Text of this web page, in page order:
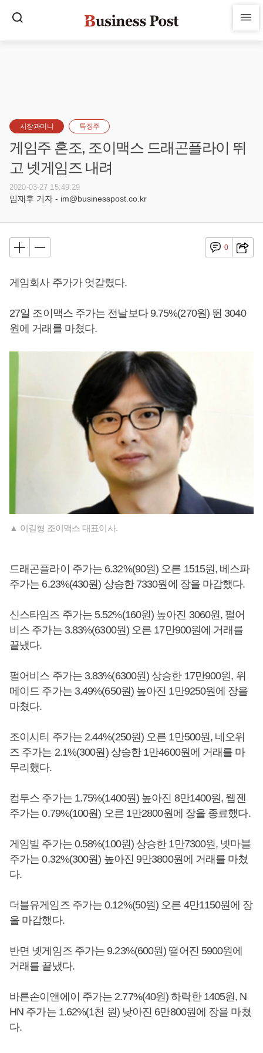
시장과머니 특징주
게임주 혼조, 조이맥스 드래곤플라이 뛰
고 넷게임즈 내려
2020-03-27 15:49:29
임재후 기자 - im@businesspost.co.kr
0
게임회사 주가가 엇갈렸다.
27일 조이맥스 주가는 전날보다 9.75%(270원) 뛴 3040
원에 거래를 마쳤다.
▲ 이길형 조이맥스 대표이사.
드래곤플라이 주가는 6.32%(90원) 오른 1515원, 베스파
주가는 6.23%(430원) 상승한 7330원에 장을 마감했다.
신스타임즈 주가는 5.52%(160원) 높아진 3060원, 펄어
비스 주가는 3.83%(6300원) 오른 17만900원에 거래를
끝냈다.
펄어비스 주가는 3.83%(6300원) 상승한 17만900원, 위
메이드 주가는 3.49%(650원) 높아진 1만9250원에 장을
마쳤다.
조이시티 주가는 2.44%(250원) 오른 1만500원, 네오위
즈 주가는 2.1%(300원) 상승한 1만4600원에 거래를 마
무리했다.
컴투스 주가는 1.75%(1400원) 높아진 8만1400원, 웹젠
주가는 0.79%(100원) 오른 1만2800원에 장을 종료했다.
게임빌 주가는 0.58%(100원) 상승한 1만7300원, 넷마블
주가는 0.32%(300원) 높아진 9만3800원에 거래를 마쳤
다.
더블유게임즈 주가는 0.12%(50원) 오른 4만1150원에 장
을 마감했다.
반면 넷게임즈 주가는 9.23%(600원) 떨어진 5900원에
거래를 끝냈다.
바른손이앤에이 주가는 2.77%(40원) 하락한 1405원, N
HN 주가는 1.62%(1천 원) 낮아진 6만800원에 장을 마쳤
다.